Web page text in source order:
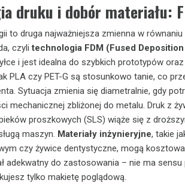
druku i dobór materiału:
to druga najważniejsza zmienna w
czylitechnologia FDM (Fused
i jest idealna do szybkich prototypów
PLA czy PET-G są stosunkowo tanie, co
Sytuacja zmienia się diametralnie, gdy
mechanicznej zbliżonej do metalu. Druk z
proszkowych (SLS) wiąże się z
maszyn. Materiały inżynieryjne, takie
czy żywice dentystyczne, mogą
adekwatny do zastosowania – nie ma
tylko makietę poglądową.